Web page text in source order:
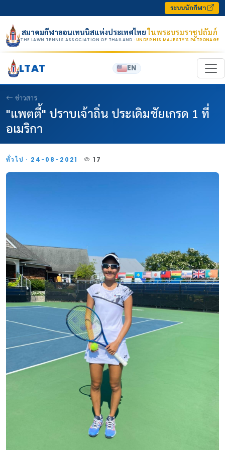
ระบบนักกีฬา
สมาคมกีฬาลอนเทนนิสแห่งประเทศไทยในพระบรมราชูปถัมภ์
THE LAWN TENNIS ASSOCIATION OF THAILAND · UNDER HIS MAJESTY’S PATRONAGE
LTAT EN
ข่าวสาร
"แพตตี้" ปราบเจ้าถิ่น ประเดิมชัยเกรด 1 ที่
อเมริกา
ทั่วไป · 24-08-2021 17